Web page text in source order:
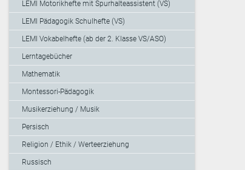
LEMI Motorikhefte mit Spurhalteassistent (VS)
LEMI Pädagogik Schulhefte (VS)
LEMI Vokabelhefte (ab der 2. Klasse VS/ASO)
Lerntagebücher
Mathematik
Montessori-Pädagogik
Musikerziehung / Musik
Persisch
Religion / Ethik / Werteerziehung
Russisch